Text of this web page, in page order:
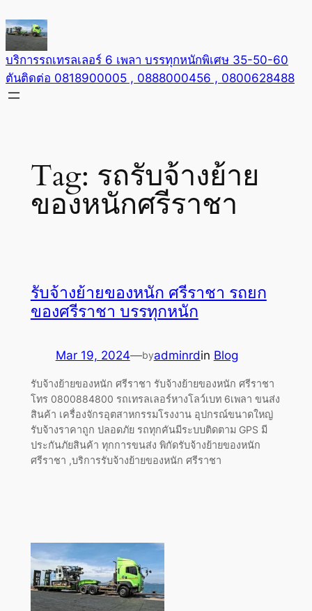
to
content
บริการรถเทรลเลอร์ 6 เพลา บรรทุกหนักพิเศษ 35-50-60
ตันติดต่อ 0818900005 , 0888000456 , 0800628488
Tag: รถรับจ้างย้าย
ของหนักศรีราชา
รับจ้างย้ายของหนัก ศรีราชา รถยก
ของศรีราชา บรรทุกหนัก
Mar 19, 2024—byadminrdin Blog
รับจ้างย้ายของหนัก ศรีราชา รับจ้างย้ายของหนัก ศรีราชา
โทร 0800884800 รถเทรลเลอร์หางโลว์เบท 6เพลา ขนส่ง
สินค้า เครื่องจักรอุตสาหกรรมโรงงาน อุปกรณ์ขนาดใหญ่
รับจ้างราคาถูก ปลอดภัย รถทุกคันมีระบบติดตาม GPS มี
ประกันภัยสินค้า ทุกการขนส่ง พิกัดรับจ้างย้ายของหนัก
ศรีราชา ,บริการรับจ้างย้ายของหนัก ศรีราชา